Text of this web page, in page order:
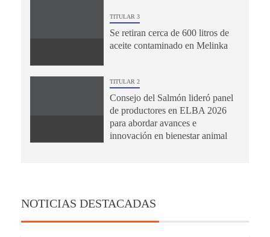
TITULAR 3
Se retiran cerca de 600 litros de
aceite contaminado en Melinka
TITULAR 2
Consejo del Salmón lideró panel
de productores en ELBA 2026
para abordar avances e
innovación en bienestar animal
NOTICIAS DESTACADAS